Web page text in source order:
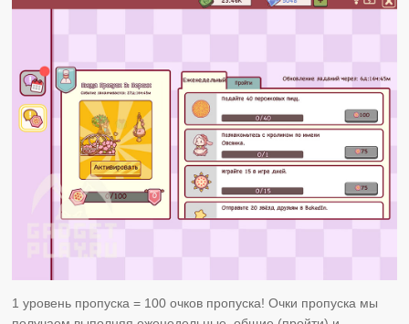
1 уровень пропуска = 100 очков пропуска! Очки пропуска мы